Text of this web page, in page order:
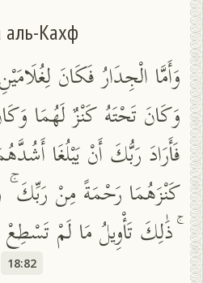
аль-Кахф
وَأَمَّا الْجِدَارُ فَكَانَ
وَكَانَ تَحْتَهُ كَنْزٌ لَهُمَا
فَأَرَادَ رَبُّكَ أَنْ يَبْلُغَا
كَنْزَهُمَا رَحْمَةً مِنْ رَبِّكَ
ذَٰلِكَ تَأْوِيلُ مَا لَمْ تَسْطِعْ
18:82